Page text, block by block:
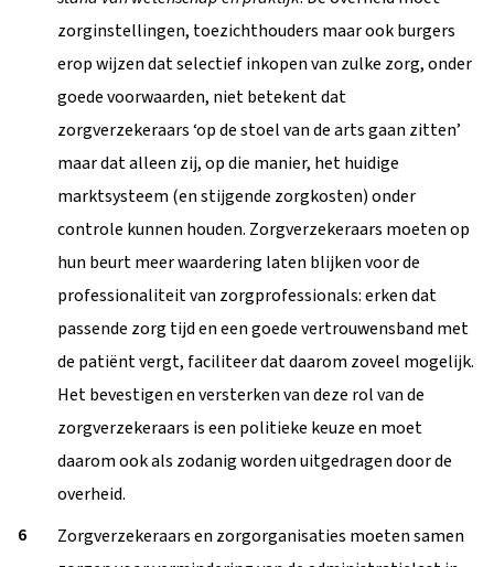
zorginstellingen, toezichthouders maar ook burgers
erop wijzen dat selectief inkopen van zulke zorg, onder
goede voorwaarden, niet betekent dat
zorgverzekeraars ‘op de stoel van de arts gaan zitten’
maar dat alleen zij, op die manier, het huidige
marktsysteem (en stijgende zorgkosten) onder
controle kunnen houden. Zorgverzekeraars moeten op
hun beurt meer waardering laten blijken voor de
professionaliteit van zorgprofessionals: erken dat
passende zorg tijd en een goede vertrouwensband met
de patiënt vergt, faciliteer dat daarom zoveel mogelijk.
Het bevestigen en versterken van deze rol van de
zorgverzekeraars is een politieke keuze en moet
daarom ook als zodanig worden uitgedragen door de
overheid.
Zorgverzekeraars en zorgorganisaties moeten samen